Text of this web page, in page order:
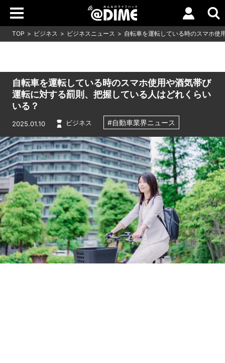
TOP ビジネス ビジネスニュース 自転車を運転している時のスマホ使
自転車を運転している時のスマホ使用や酒気帯び
運転に対する罰則、把握している人はどれくらい
いる？
2025.01.10 ビジネス #自動車業界ニュース